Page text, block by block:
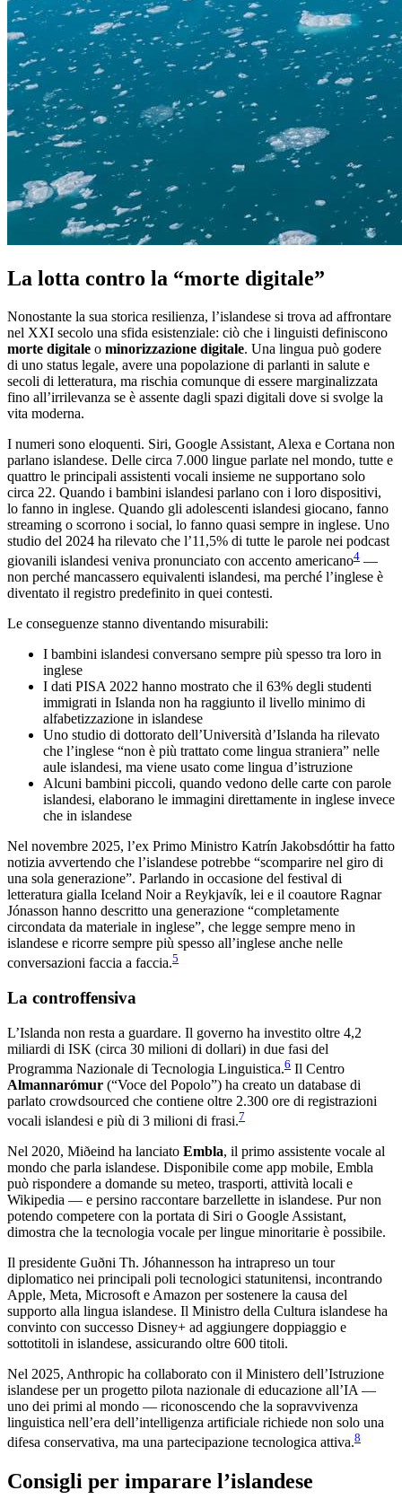
La lotta contro la “morte digitale”
Nonostante la sua storica resilienza, l’islandese si trova ad affrontare
nel XXI secolo una sfida esistenziale: ciò che i linguisti definiscono
morte digitale o minorizzazione digitale. Una lingua può godere
di uno status legale, avere una popolazione di parlanti in salute e
secoli di letteratura, ma rischia comunque di essere marginalizzata
fino all’irrilevanza se è assente dagli spazi digitali dove si svolge la
vita moderna.
I numeri sono eloquenti. Siri, Google Assistant, Alexa e Cortana non
parlano islandese. Delle circa 7.000 lingue parlate nel mondo, tutte e
quattro le principali assistenti vocali insieme ne supportano solo
circa 22. Quando i bambini islandesi parlano con i loro dispositivi,
lo fanno in inglese. Quando gli adolescenti islandesi giocano, fanno
streaming o scorrono i social, lo fanno quasi sempre in inglese. Uno
studio del 2024 ha rilevato che l’11,5% di tutte le parole nei podcast
giovanili islandesi veniva pronunciato con accento americano4 —
non perché mancassero equivalenti islandesi, ma perché l’inglese è
diventato il registro predefinito in quei contesti.
Le conseguenze stanno diventando misurabili:
I bambini islandesi conversano sempre più spesso tra loro in
inglese
I dati PISA 2022 hanno mostrato che il 63% degli studenti
immigrati in Islanda non ha raggiunto il livello minimo di
alfabetizzazione in islandese
Uno studio di dottorato dell’Università d’Islanda ha rilevato
che l’inglese “non è più trattato come lingua straniera” nelle
aule islandesi, ma viene usato come lingua d’istruzione
Alcuni bambini piccoli, quando vedono delle carte con parole
islandesi, elaborano le immagini direttamente in inglese invece
che in islandese
Nel novembre 2025, l’ex Primo Ministro Katrín Jakobsdóttir ha fatto
notizia avvertendo che l’islandese potrebbe “scomparire nel giro di
una sola generazione”. Parlando in occasione del festival di
letteratura gialla Iceland Noir a Reykjavík, lei e il coautore Ragnar
Jónasson hanno descritto una generazione “completamente
circondata da materiale in inglese”, che legge sempre meno in
islandese e ricorre sempre più spesso all’inglese anche nelle
conversazioni faccia a faccia.5
La controffensiva
L’Islanda non resta a guardare. Il governo ha investito oltre 4,2
miliardi di ISK (circa 30 milioni di dollari) in due fasi del
Programma Nazionale di Tecnologia Linguistica.6 Il Centro
Almannarómur (“Voce del Popolo”) ha creato un database di
parlato crowdsourced che contiene oltre 2.300 ore di registrazioni
vocali islandesi e più di 3 milioni di frasi.7
Nel 2020, Miðeind ha lanciato Embla, il primo assistente vocale al
mondo che parla islandese. Disponibile come app mobile, Embla
può rispondere a domande su meteo, trasporti, attività locali e
Wikipedia — e persino raccontare barzellette in islandese. Pur non
potendo competere con la portata di Siri o Google Assistant,
dimostra che la tecnologia vocale per lingue minoritarie è possibile.
Il presidente Guðni Th. Jóhannesson ha intrapreso un tour
diplomatico nei principali poli tecnologici statunitensi, incontrando
Apple, Meta, Microsoft e Amazon per sostenere la causa del
supporto alla lingua islandese. Il Ministro della Cultura islandese ha
convinto con successo Disney+ ad aggiungere doppiaggio e
sottotitoli in islandese, assicurando oltre 600 titoli.
Nel 2025, Anthropic ha collaborato con il Ministero dell’Istruzione
islandese per un progetto pilota nazionale di educazione all’IA —
uno dei primi al mondo — riconoscendo che la sopravvivenza
linguistica nell’era dell’intelligenza artificiale richiede non solo una
difesa conservativa, ma una partecipazione tecnologica attiva.8
Consigli per imparare l’islandese